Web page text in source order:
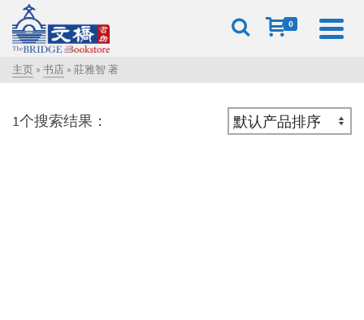
0
主页 » 书店 » 莊雅智 著
1个搜索结果：